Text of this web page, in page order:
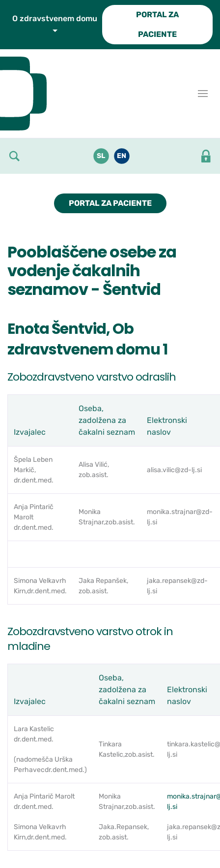
PORTAL ZA
PACIENTE
SL EN
PORTAL ZA PACIENTE
Pooblaščene osebe za
vodenje čakalnih
seznamov - Šentvid
Enota Šentvid, Ob
zdravstvenem domu 1
Zobozdravstveno varstvo odraslih
Izvajalec
Oseba,
zadolžena za
čakalni seznam
Elektronski
naslov
Špela Leben
Markič,
dr.dent.med.
Alisa Vilić,
zob.asist.
alisa.vilic@zd-lj.si
Anja Pintarič
Marolt
dr.dent.med.
Monika
Strajnar,zob.asist.
monika.strajnar@zd-
lj.si
Simona Velkavrh
Kirn,dr.dent.med.
Jaka Repanšek,
zob.asist.
jaka.repansek@zd-
lj.si
Zobozdravstveno varstvo otrok in
mladine
Izvajalec
Oseba,
zadolžena za
čakalni seznam
Elektronski
naslov
Lara Kastelic
dr.dent.med.
(nadomešča Urška
Perhavecdr.dent.med.)
Tinkara
Kastelic,zob.asist.
lj.si
Anja Pintarič Marolt
dr.dent.med.
Simona Velkavrh
Kirn,dr.dent.med.
Monika
Strajnar,zob.asist.
Jaka.Repansek,
zob.asist.
lj.si
lj.si